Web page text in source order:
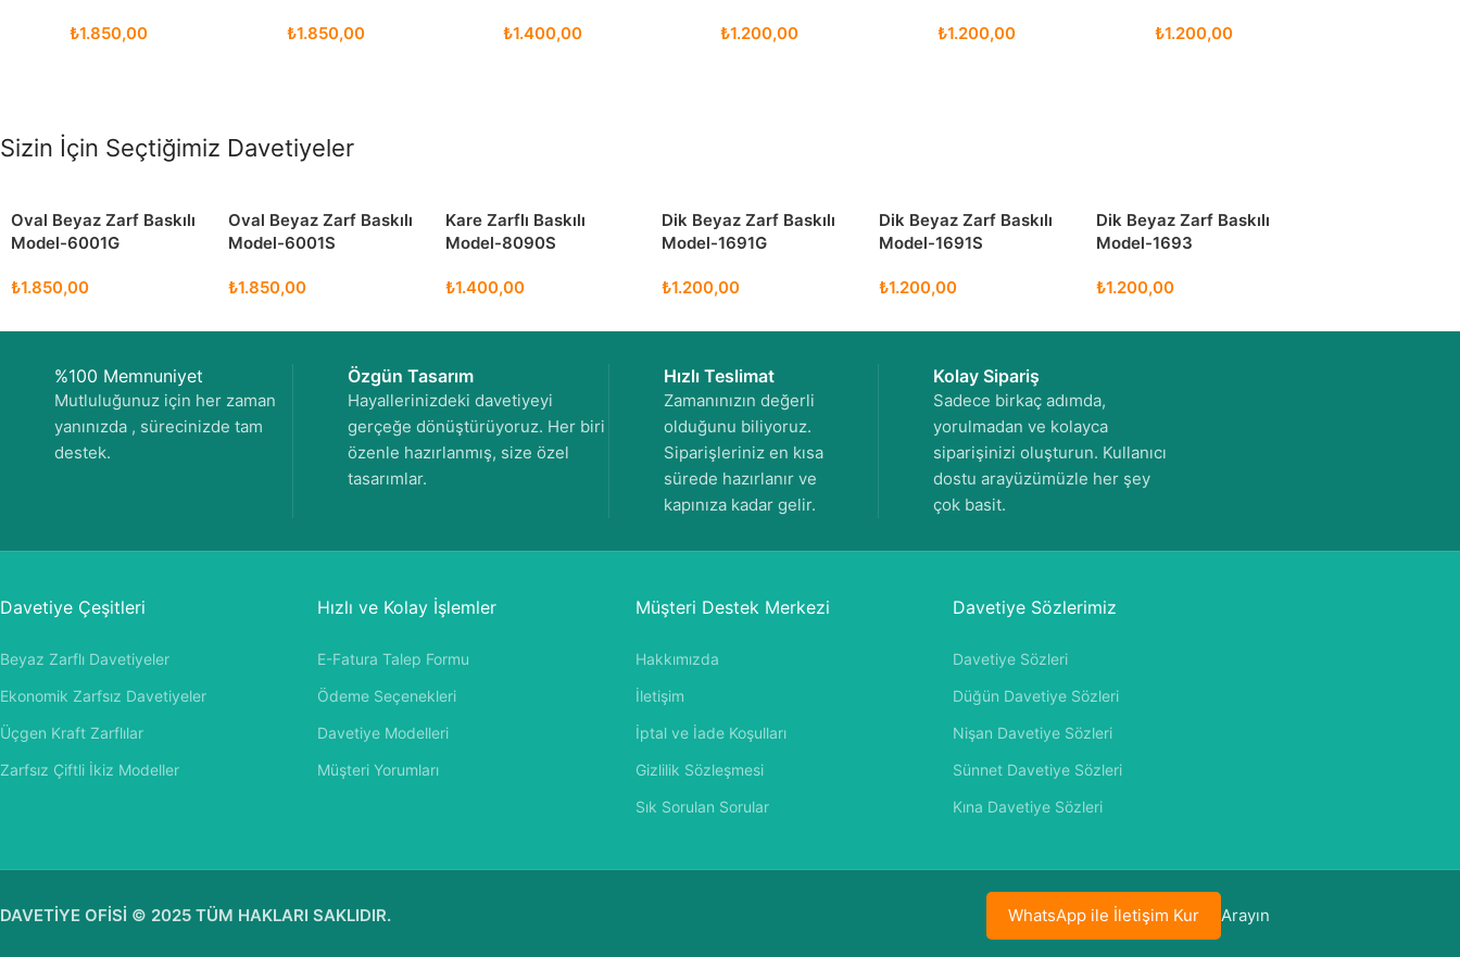
₺1.850,00 ₺1.850,00 ₺1.400,00 ₺1.200,00 ₺1.200,00 ₺1.200,00
Sizin İçin Seçtiğimiz Davetiyeler
Oval Beyaz Zarf Baskılı
Model-6001G
₺1.850,00
Oval Beyaz Zarf Baskılı
Model-6001S
₺1.850,00
Kare Zarflı Baskılı
Model-8090S
₺1.400,00
Dik Beyaz Zarf Baskılı
Model-1691G
₺1.200,00
Dik Beyaz Zarf Baskılı
Model-1691S
₺1.200,00
Dik Beyaz Zarf Baskılı
Model-1693
₺1.200,00
%100 Memnuniyet
Mutluluğunuz için her zaman
yanınızda , sürecinizde tam
destek.
Özgün Tasarım
Hayallerinizdeki davetiyeyi
gerçeğe dönüştürüyoruz. Her biri
özenle hazırlanmış, size özel
tasarımlar.
Hızlı Teslimat
Zamanınızın değerli
olduğunu biliyoruz.
Siparişleriniz en kısa
sürede hazırlanır ve
kapınıza kadar gelir.
Kolay Sipariş
Sadece birkaç adımda,
yorulmadan ve kolayca
siparişinizi oluşturun. Kullanıcı
dostu arayüzümüzle her şey
çok basit.
Davetiye Çeşitleri
Beyaz Zarflı Davetiyeler
Ekonomik Zarfsız Davetiyeler
Üçgen Kraft Zarflılar
Zarfsız Çiftli İkiz Modeller
Hızlı ve Kolay İşlemler
E-Fatura Talep Formu
Ödeme Seçenekleri
Davetiye Modelleri
Müşteri Yorumları
Müşteri Destek Merkezi
Hakkımızda
İletişim
İptal ve İade Koşulları
Gizlilik Sözleşmesi
Sık Sorulan Sorular
Davetiye Sözlerimiz
Davetiye Sözleri
Düğün Davetiye Sözleri
Nişan Davetiye Sözleri
Sünnet Davetiye Sözleri
Kına Davetiye Sözleri
DAVETİYE OFİSİ © 2025 TÜM HAKLARI SAKLIDIR. WhatsApp ile İletişim Kur Arayın